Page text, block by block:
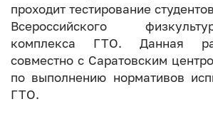
проходит тестирование
Всероссийского
комплекса ГТО. Данная
совместно с Саратовским
по выполнению нормативов
ГТО.